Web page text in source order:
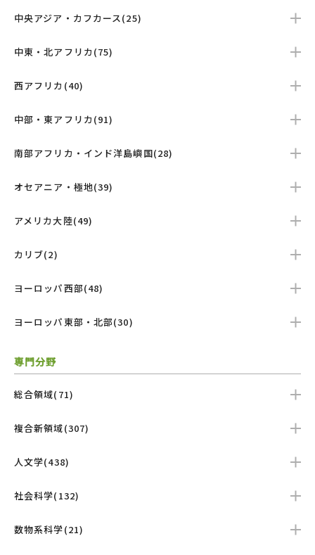
中央アジア・カフカース(25)
中東・北アフリカ(75)
西アフリカ(40)
中部・東アフリカ(91)
南部アフリカ・インド洋島嶼国(28)
オセアニア・極地(39)
アメリカ大陸(49)
カリブ(2)
ヨーロッパ西部(48)
ヨーロッパ東部・北部(30)
専門分野
総合領域(71)
複合新領域(307)
人文学(438)
社会科学(132)
数物系科学(21)